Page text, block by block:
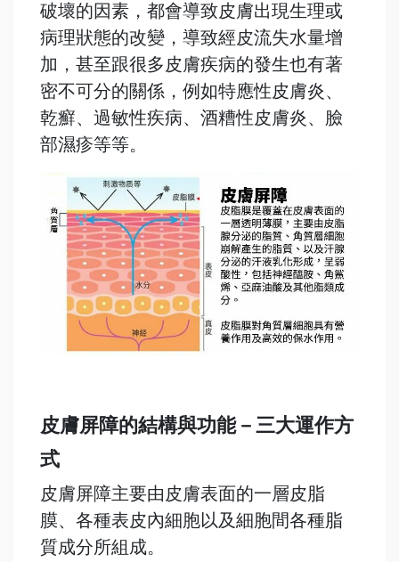
破壞的因素，都會導致皮膚出現生理或
病理狀態的改變，導致經皮流失水量增
加，甚至跟很多皮膚疾病的發生也有著
密不可分的關係，例如特應性皮膚炎、
乾癬、過敏性疾病、酒糟性皮膚炎、臉
部濕疹等等。
皮膚屏障的結構與功能－三大運作方
式
皮膚屏障主要由皮膚表面的一層皮脂
膜、各種表皮內細胞以及細胞間各種脂
質成分所組成。